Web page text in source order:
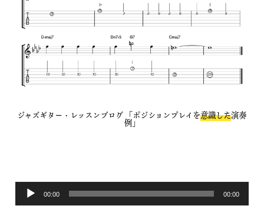
ジャズギター・レッスンブログ 「ポジションプレイを意識した演奏
例」
音
00:00 00:00